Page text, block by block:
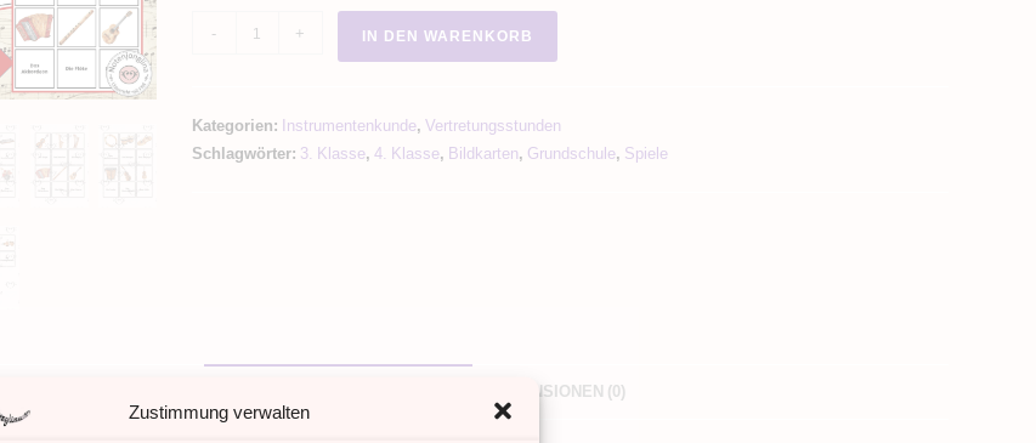
Zustimmung verwalten
Instrumente
Menge
- + IN DEN WARENKORB
Kategorien: Instrumentenkunde, Vertretungsstunden
Schlagwörter: 3. Klasse, 4. Klasse, Bildkarten, Grundschule, Spiele
REZENSIONEN (0)